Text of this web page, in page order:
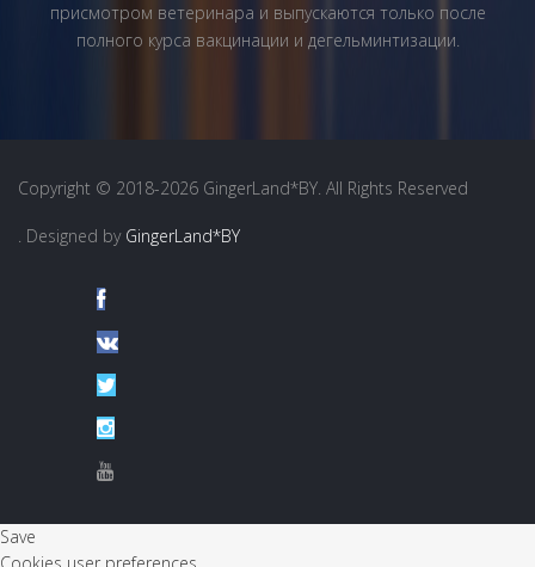
присмотром ветеринара и выпускаются только после
полного курса вакцинации и дегельминтизации.
Copyright © 2018-2026 GingerLand*BY. All Rights Reserved
. Designed by GingerLand*BY
Save